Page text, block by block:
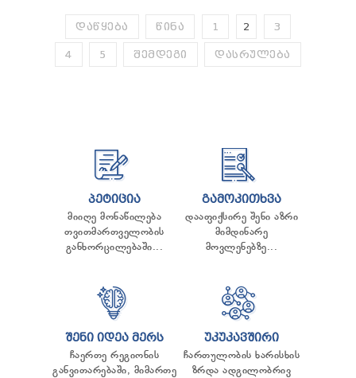
ᲓᲐᲬᲧᲔᲑᲐ ᲬᲘᲜᲐ 1 2 3
4 5 ᲨᲔᲛᲓᲔᲒᲘ ᲓᲐᲡᲠᲣᲚᲔᲑᲐ
ᲞᲔᲢᲘᲪᲘᲐ
მიიღე მონაწილება
თვითმართველობის
განხორცილებაში...
ᲒᲐᲛᲝᲙᲘᲗᲮᲕᲐ
დააფიქსირე შენი აზრი
მიმდინარე
მოვლენებზე...
ᲨᲔᲜᲘ ᲘᲓᲔᲐ ᲛᲔᲠᲡ
ჩაერთე რეგიონის
განვითარებაში, მიმართე
ᲣᲙᲣᲙᲐᲕᲨᲘᲠᲘ
ჩართულობის ხარისხის
ზრდა ადგილობრივ